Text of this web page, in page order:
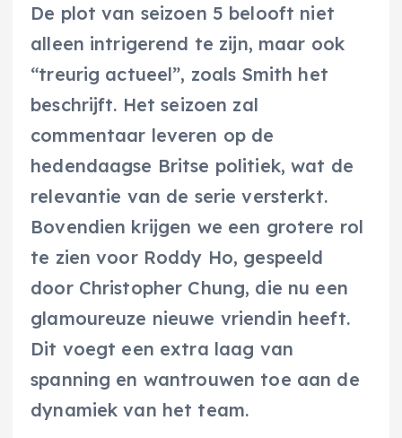
De plot van seizoen 5 belooft niet
alleen intrigerend te zijn, maar ook
“treurig actueel”, zoals Smith het
beschrijft. Het seizoen zal
commentaar leveren op de
hedendaagse Britse politiek, wat de
relevantie van de serie versterkt.
Bovendien krijgen we een grotere rol
te zien voor Roddy Ho, gespeeld
door Christopher Chung, die nu een
glamoureuze nieuwe vriendin heeft.
Dit voegt een extra laag van
spanning en wantrouwen toe aan de
dynamiek van het team.